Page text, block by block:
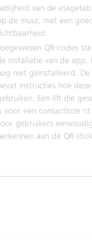
van de
de muur, met een
QR-codes
installatie van de app,
niet geïnstalleerd. De
instructies hoe
Een lift die
voor een contactloze rit
gebruikers
aan de QR-